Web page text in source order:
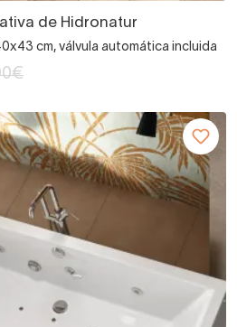
de Hidronatur
cm, válvula automática incluida